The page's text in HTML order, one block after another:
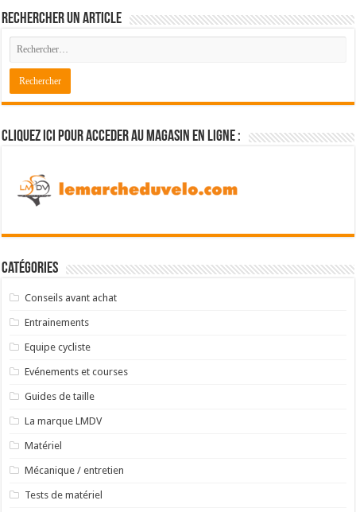
Rechercher un article
Cliquez ici pour acceder au magasin en ligne :
Catégories
Conseils avant achat
Entrainements
Equipe cycliste
Evénements et courses
Guides de taille
La marque LMDV
Matériel
Mécanique / entretien
Tests de matériel